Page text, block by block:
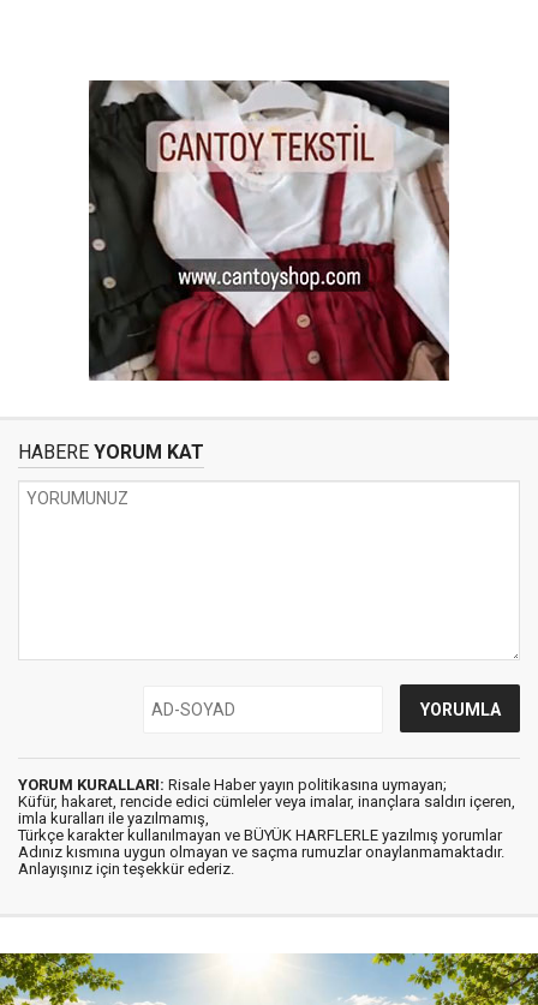
HABERE YORUM KAT
YORUM KURALLARI: Risale Haber yayın politikasına uymayan;
Küfür, hakaret, rencide edici cümleler veya imalar, inançlara saldırı içeren,
imla kuralları ile yazılmamış,
Türkçe karakter kullanılmayan ve BÜYÜK HARFLERLE yazılmış yorumlar
Adınız kısmına uygun olmayan ve saçma rumuzlar onaylanmamaktadır.
Anlayışınız için teşekkür ederiz.